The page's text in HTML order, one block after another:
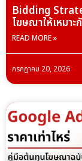
Bidding
โฆษณาให้เหมาะ
READ MORE »
กรกฎาคม 20, 2026